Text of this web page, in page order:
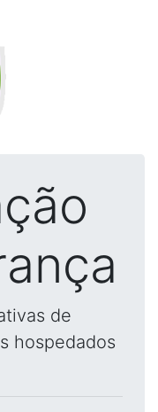
de
hospedados